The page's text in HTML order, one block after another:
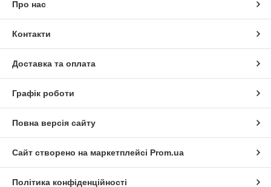
Про нас
Контакти
Доставка та оплата
Графік роботи
Повна версія сайту
Сайт створено на маркетплейсі Prom.ua
Політика конфіденційності